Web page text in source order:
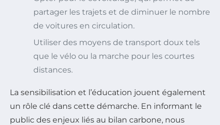
partager les trajets et de diminuer le nombre
de voitures en circulation.
Utiliser des moyens de transport doux tels
que le vélo ou la marche pour les courtes
distances.
La sensibilisation et l’éducation jouent également
un rôle clé dans cette démarche. En informant le
public des enjeux liés au bilan carbone, nous